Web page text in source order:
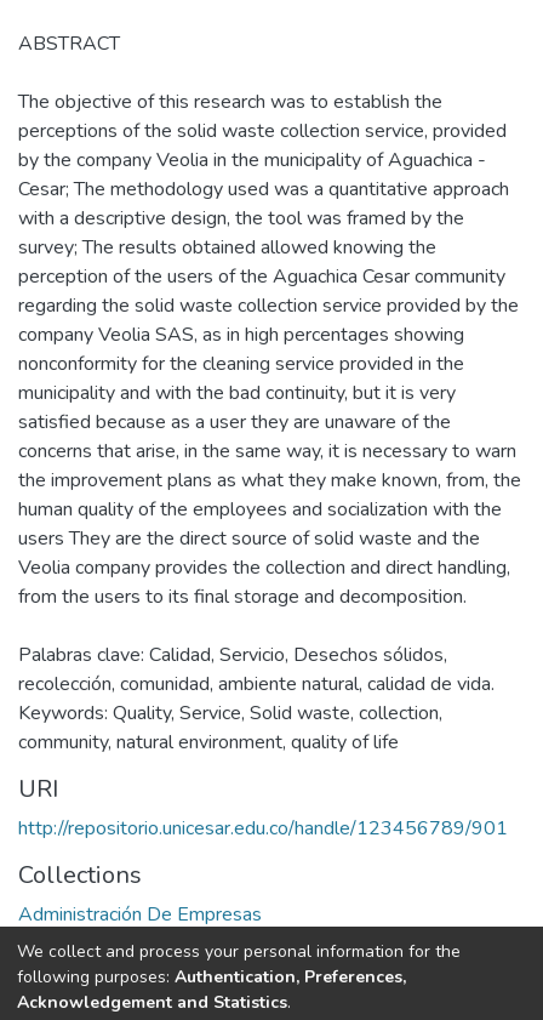
ABSTRACT
The objective of this research was to establish the
perceptions of the solid waste collection service, provided
by the company Veolia in the municipality of Aguachica -
Cesar; The methodology used was a quantitative approach
with a descriptive design, the tool was framed by the
survey; The results obtained allowed knowing the
perception of the users of the Aguachica Cesar community
regarding the solid waste collection service provided by the
company Veolia SAS, as in high percentages showing
nonconformity for the cleaning service provided in the
municipality and with the bad continuity, but it is very
satisfied because as a user they are unaware of the
concerns that arise, in the same way, it is necessary to warn
the improvement plans as what they make known, from, the
human quality of the employees and socialization with the
users They are the direct source of solid waste and the
Veolia company provides the collection and direct handling,
from the users to its final storage and decomposition.
Palabras clave: Calidad, Servicio, Desechos sólidos,
recolección, comunidad, ambiente natural, calidad de vida.
Keywords: Quality, Service, Solid waste, collection,
community, natural environment, quality of life
URI
http://repositorio.unicesar.edu.co/handle/123456789/901
Collections
Administración De Empresas
Full item page
We collect and process your personal information for the
following purposes: Authentication, Preferences,
Acknowledgement and Statistics.